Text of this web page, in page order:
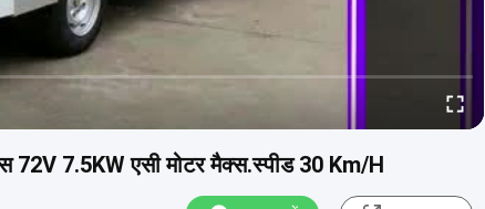
72V 7.5KW एसी मोटर मैक्स.स्पीड 30 Km/H